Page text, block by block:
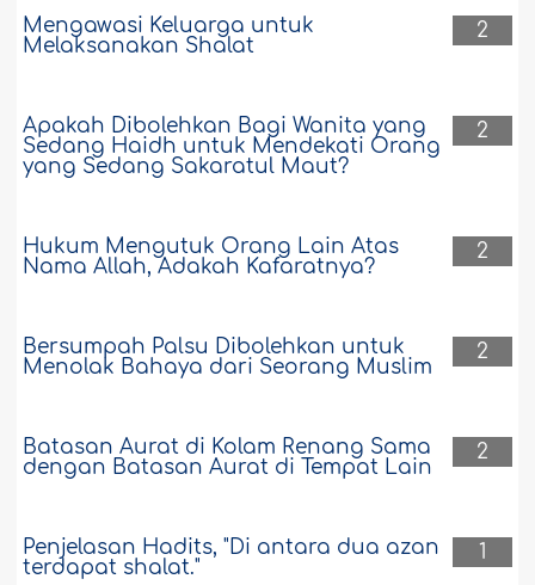
2
Mengawasi Keluarga untuk
Melaksanakan Shalat
2
Apakah Dibolehkan Bagi Wanita yang
Sedang Haidh untuk Mendekati Orang
yang Sedang Sakaratul Maut?
2
Hukum Mengutuk Orang Lain Atas
Nama Allah, Adakah Kafaratnya?
2
Bersumpah Palsu Dibolehkan untuk
Menolak Bahaya dari Seorang Muslim
2
Batasan Aurat di Kolam Renang Sama
dengan Batasan Aurat di Tempat Lain
1
Penjelasan Hadits, "Di antara dua azan
terdapat shalat."